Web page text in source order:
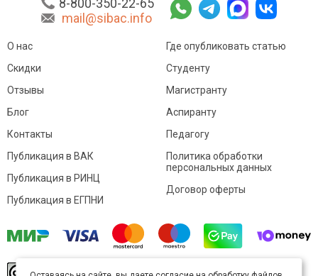
8-800-350-22-65
mail@sibac.info
О нас
Скидки
Отзывы
Блог
Контакты
Где опубликовать статью
Студенту
Магистранту
Аспиранту
Педагогу
Публикация в ВАК
Публикация в РИНЦ
Публикация в ЕГПНИ
Политика обработки
персональных данных
Договор оферты